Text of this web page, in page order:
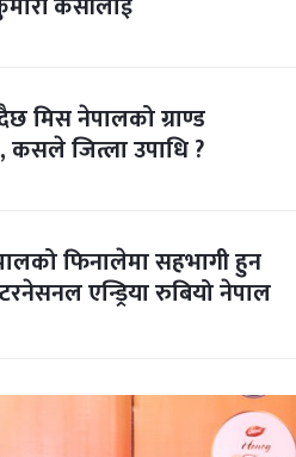
मिस नेपालको ग्राण्ड
कसले जित्ला उपाधि ?
फिनालेमा सहभागी हुन
एन्ड्रिया रुबियो नेपाल